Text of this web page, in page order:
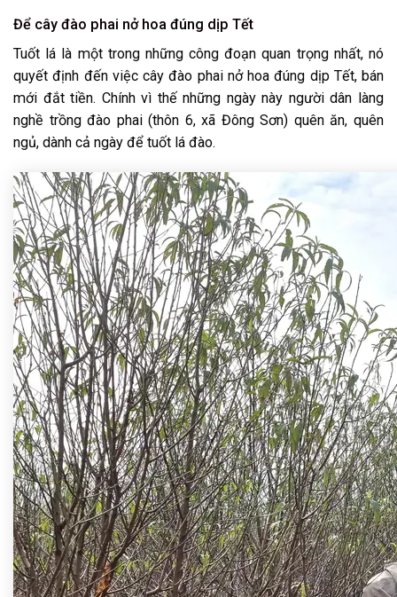
Để cây đào phai nở hoa đúng dịp Tết
Tuốt lá là một trong những công đoạn quan trọng nhất, nó
quyết định đến việc cây đào phai nở hoa đúng dịp Tết, bán
mới đắt tiền. Chính vì thế những ngày này người dân làng
nghề trồng đào phai (thôn 6, xã Đông Sơn) quên ăn, quên
ngủ, dành cả ngày để tuốt lá đào.